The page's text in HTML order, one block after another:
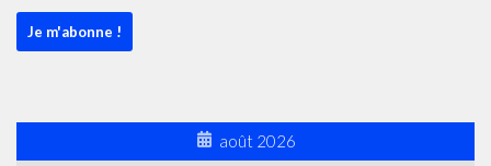
août 2026